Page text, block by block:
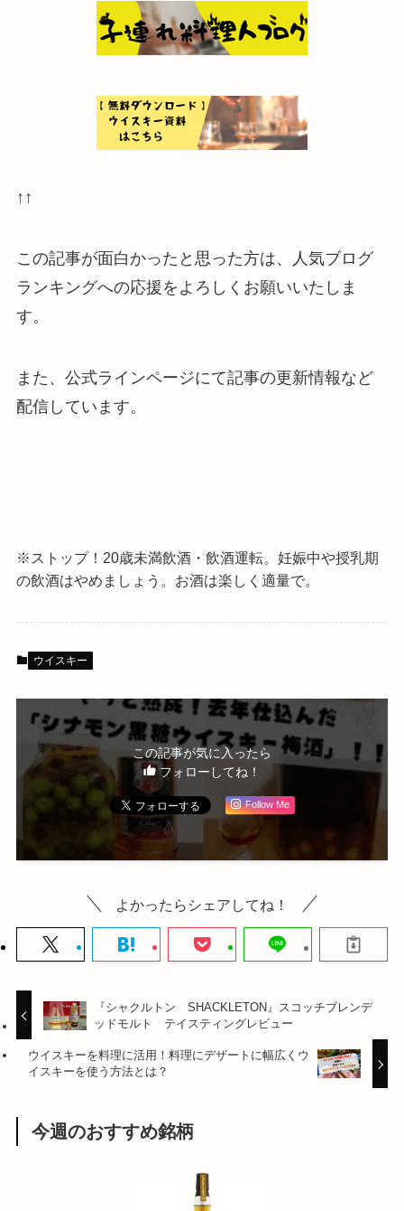
↑↑
この記事が面白かったと思った方は、人気ブログ
ランキングへの応援をよろしくお願いいたしま
す。
また、公式ラインページにて記事の更新情報など
配信しています。
※ストップ！20歳未満飲酒・飲酒運転。 妊娠中や授乳期
の飲酒はやめましょう。お酒は楽しく適量で。
ウイスキー
この記事が気に入ったら
フォローしてね！
Follow Me
よかったらシェアしてね！
『シャクルトン SHACKLETON』スコッチブレンデ
ッドモルト テイスティングレビュー
ウイスキーを料理に活用！料理にデザートに幅広くウ
イスキーを使う方法とは？
今週のおすすめ銘柄